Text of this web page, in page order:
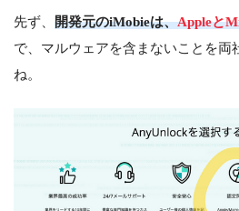
先ず、 開発元のiMobieは、Appleと
で、マルウェアを含まないことを両
ね。